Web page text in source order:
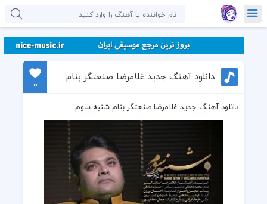
دانلود آهنگ جدید غلامرضا صنعتگر بنام شنبه سوم
0
دانلود آهنگ جدید غلامرضا صنعتگر بنام شنبه سوم